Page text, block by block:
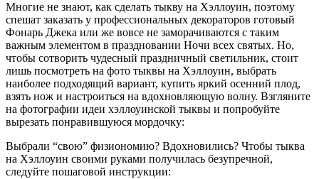
Многие не знают, как сделать тыкву на Хэллоуин, поэтому
спешат заказать у профессиональных декораторов готовый
Фонарь Джека или же вовсе не заморачиваются с таким
важным элементом в праздновании Ночи всех святых. Но,
чтобы сотворить чудесный праздничный светильник, стоит
лишь посмотреть на фото тыквы на Хэллоуин, выбрать
наиболее подходящий вариант, купить яркий осенний плод,
взять нож и настроиться на вдохновляющую волну. Взгляните
на фотографии идеи хэллоуинской тыквы и попробуйте
вырезать понравившуюся мордочку:
Выбрали “свою” физиономию? Вдохновились? Чтобы тыква
на Хэллоуин своими руками получилась безупречной,
следуйте пошаговой инструкции: